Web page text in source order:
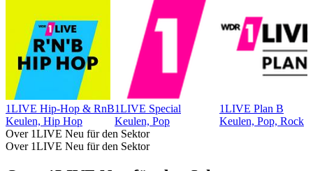
1LIVE Hip-Hop & RnB
Keulen, Hip Hop
1LIVE Special
Keulen, Pop
1LIVE Plan B
Keulen, Pop, Rock
Over 1LIVE Neu für den Sektor
Over 1LIVE Neu für den Sektor